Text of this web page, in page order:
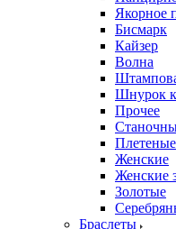
Якорное
Бисмарк
Кайзер
Волна
Шнурок
Прочее
Плетеные
Женские
Женские
Золотые
Браслеты